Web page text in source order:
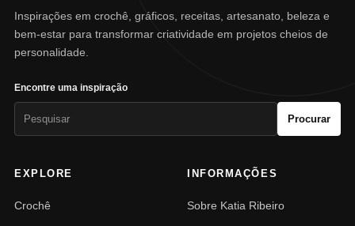
Inspirações em crochê, gráficos, receitas, artesanato, beleza e
bem-estar para transformar criatividade em projetos cheios de
personalidade.
Encontre uma inspiração
Procurar
EXPLORE
Crochê
INFORMAÇÕES
Sobre Katia Ribeiro